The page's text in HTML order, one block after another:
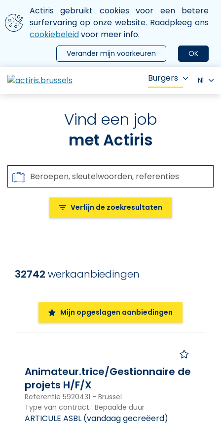
Aller au contenu principal
We gebruiken cookies
Actiris gebruikt cookies voor een betere
surfervaring op onze website. Raadpleeg ons
cookiebeleidvoor meer info.
OK
Verander mijn voorkeuren
le menu
Burgers Nl
Vind een job
met Actiris
Zoeken op Beroepen, sleutelwoorden, referenties
Verfijn de zoekresultaten
Type werkaanbiedingen
Locatie
Alle
Datum
32742 werkaanbiedingen
Mijn opgeslagen aanbiedingen
Animateur.trice/Gestionnaire de
projets H/F/X
Referentie 5920431 - Brussel
Type van contract : Bepaalde duur
ARTICULE ASBL (vandaag gecreëerd)